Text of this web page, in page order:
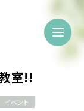
室!!
イベント